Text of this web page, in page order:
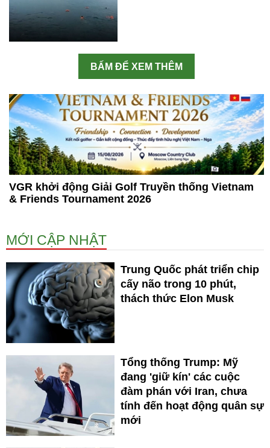
BẤM ĐỂ XEM THÊM
VGR khởi động Giải Golf Truyền thống Vietnam
& Friends Tournament 2026
MỚI CẬP NHẬT
Trung Quốc phát triển chip
cấy não trong 10 phút,
thách thức Elon Musk
Tổng thống Trump: Mỹ
đang 'giữ kín' các cuộc
đàm phán với Iran, chưa
tính đến hoạt động quân sự
mới